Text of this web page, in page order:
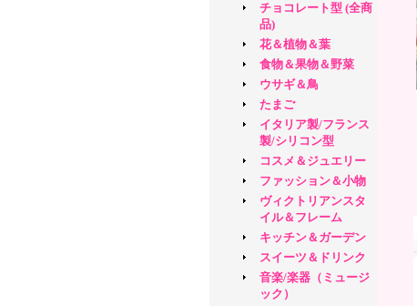
チョコレート型 (全商
品)
花＆植物＆葉
食物＆果物＆野菜
ウサギ＆鳥
たまご
イタリア製/フランス
製/シリコン型
コスメ＆ジュエリー
ファッション＆小物
ヴィクトリアンスタ
イル＆フレーム
キッチン＆ガーデン
スイーツ＆ドリンク
音楽/楽器（ミュージ
ック）